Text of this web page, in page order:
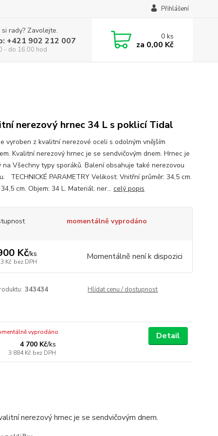
Přihlášení
rady? Zavolejte.
+421 902 212 007
- do 16:00 hod
0ks
za 0,00 Kč
nerezový hrnec 34 L s poklicí Tidal
vyroben z kvalitní nerezové oceli s odolným vnějším
Kvalitní nerezový hrnec je se sendvičovým dnem. Hrnec je
na Všechny typy sporáků. Balení obsahuje také nerezovou
TECHNICKÉ PARAMETRY Velikost: Vnitřní průměr: 34,5 cm.
cm. Objem: 34 L. Materiál: ner... celý popis
momentálně vyprodáno
Kč/ks
Kč bez DPH Momentálně není k dispozici
343434 Hlídat cenu / dostupnost
4 700 Kč/ks
3 884 Kč bez DPH
vyprodáno Detail
nerezový hrnec je se sendvičovým dnem.